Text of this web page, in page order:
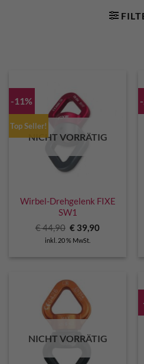
-11%
Top Seller!
NICHT VORRÄTIG
Wirbel-Drehgelenk FIXE
SW1
€44,90 Ursprünglicher
Preis
war:
€ 39,90Aktueller
inkl. 20 % MwSt.
NICHT VORRÄTIG